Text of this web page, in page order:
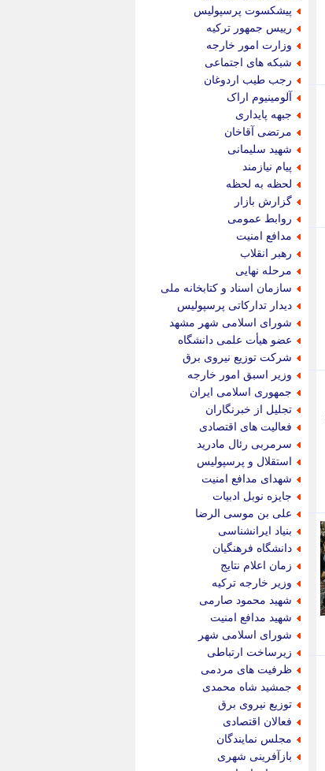
پیشکسوت پرسپولیس
رییس جمهور ترکیه
وزارت امور خارجه
شبکه های اجتماعی
رجب طیب اردوغان
آلومینیوم اراک
جبهه پایداری
مرتضی آقاخان
شهید سلیمانی
پیام نیازمند
لحظه به لحظه
گزارش بازار
روابط عمومی
مدافع امنیت
رهبر انقلاب
مرحله نهایی
سازمان اسناد و کتابخانه ملی
دیدار تدارکاتی پرسپولیس
شورای اسلامی شهر مشهد
عضو هیأت علمی دانشگاه
شرکت توزیع نیروی برق
وزیر اسبق امور خارجه
جمهوری اسلامی ایران
تجلیل از خبرنگاران
فعالیت های اقتصادی
سرمربی رئال مادرید
استقلال و پرسپولیس
شهدای مدافع امنیت
جایزه نوبل ادبیات
علی بن موسی الرضا
بنیاد ایرانشناسی
دانشگاه فرهنگیان
زمان اعلام نتایج
وزیر خارجه ترکیه
شهید محمود صارمی
شهید مدافع امنیت
شورای اسلامی شهر
زیرساخت ارتباطی
ظرفیت های مردمی
جمشید شاه محمدی
توزیع نیروی برق
فعالان اقتصادی
مجلس نمایندگان
بازآفرینی شهری